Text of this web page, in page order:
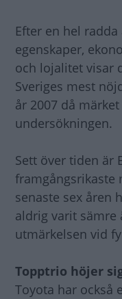
Efter en hel
egenskaper,
och lojalitet visar
Sveriges mest
år 2007 då
undersökningen.
Sett över tiden är
framgångsrikaste
senaste sex åren
aldrig varit sämre
utmärkelsen vid
Topptrio höjer
Toyota har också